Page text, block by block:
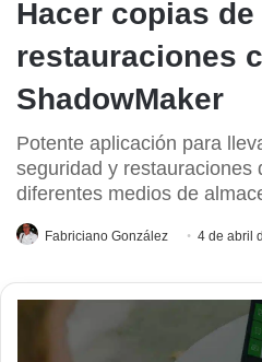
Hacer copias
restauraciones
ShadowMaker
Potente aplicación para
seguridad y restauraciones
diferentes medios de
Fabriciano González 4 de abril